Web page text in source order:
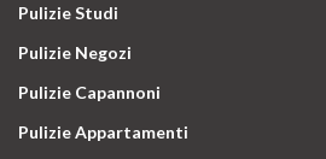
Pulizie Studi
Pulizie Negozi
Pulizie Capannoni
Pulizie Appartamenti